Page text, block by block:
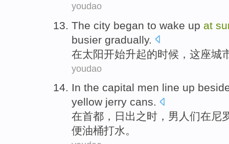
youdao
The city began to wake up at
busier gradually.
在太阳开始升起的时候， 这座城
youdao
In the capital men line up
yellow jerry cans.
在首都 ， 日出之时 ， 男人们在尼
便油桶打水。